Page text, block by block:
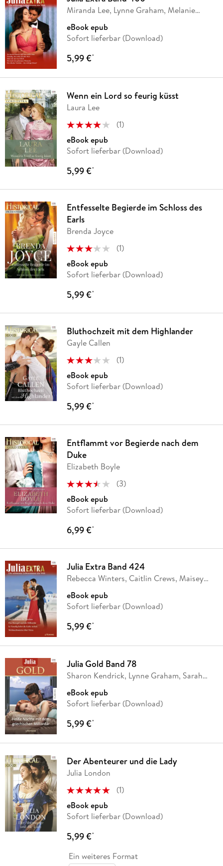
Miranda Lee, Lynne Graham, Melanie
eBook epub
Sofort lieferbar (Download)
5,99 €*
Wenn ein Lord so feurig küsst
Laura Lee
(1)
eBook epub
Sofort lieferbar (Download)
5,99 €*
Entfesselte Begierde im Schloss des
Earls
Brenda Joyce
(1)
eBook epub
Sofort lieferbar (Download)
5,99 €*
Bluthochzeit mit dem Highlander
Gayle Callen
(1)
eBook epub
Sofort lieferbar (Download)
5,99 €*
Entflammt vor Begierde nach dem
Duke
Elizabeth Boyle
(3)
eBook epub
Sofort lieferbar (Download)
6,99 €*
Julia Extra Band 424
Rebecca Winters, Caitlin Crews, Maisey
eBook epub
Sofort lieferbar (Download)
5,99 €*
Julia Gold Band 78
Sharon Kendrick, Lynne Graham, Sarah
eBook epub
Sofort lieferbar (Download)
5,99 €*
Der Abenteurer und die Lady
Julia London
(1)
eBook epub
Sofort lieferbar (Download)
5,99 €*
Ein weiteres Format